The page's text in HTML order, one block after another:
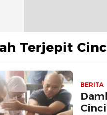
Terjepit
BERITA